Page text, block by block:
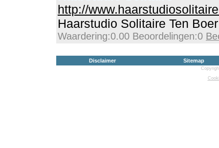
http://
Haarstudio Solitaire Ten
Waardering:0.00 Beoordelingen:0
Disclaimer Sitemap